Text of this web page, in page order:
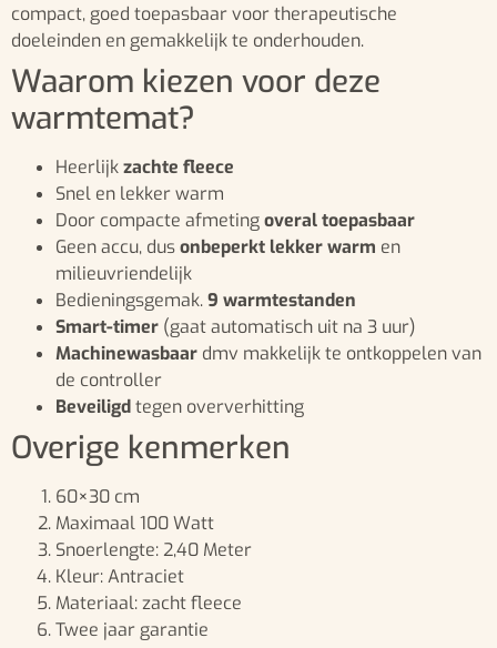
compact, goed toepasbaar voor therapeutische
doeleinden en gemakkelijk te onderhouden.
Waarom kiezen voor deze
warmtemat?
Heerlijkzachte fleece
Snel en lekker warm
Door compacte afmetingoveral toepasbaar
Geen accu, dusonbeperkt lekker warm en
milieuvriendelijk
Bedieningsgemak.9 warmtestanden
Smart-timer (gaat automatisch uit na 3 uur)
Machinewasbaar dmv makkelijk te ontkoppelen van
de controller
Beveiligdtegen oververhitting
Overige kenmerken
60×30 cm
Maximaal 100 Watt
Snoerlengte: 2,40 Meter
Kleur: Antraciet
Materiaal: zacht fleece
Twee jaar garantie